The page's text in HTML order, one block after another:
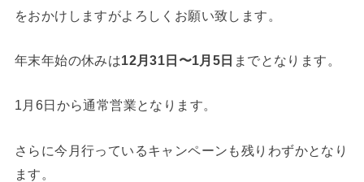
をおかけしますがよろしくお願い致します。
年末年始の休みは12月31日〜1月5日 までとなります。
1月6日から通常営業となります。
さらに今月行っているキャンペーンも残りわずかとなり
ます。